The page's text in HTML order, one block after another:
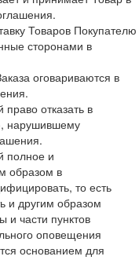
Товаров Покупателю
сторонами в
оговариваются в
отказать в
нарушившему
полное и
образом в
то есть
и другим образом
и части пунктов
оповещения
основанием для